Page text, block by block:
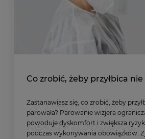
Co zrobić, żeby przyłbica nie
Zastanawiasz się, co zrobić, żeby
parowała? Parowanie wizjera
powoduje dyskomfort i zwiększa
podczas wykonywania obowiązków.